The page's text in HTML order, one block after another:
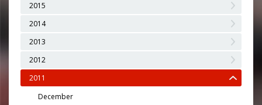
2015
2014
2013
2012
2011
December